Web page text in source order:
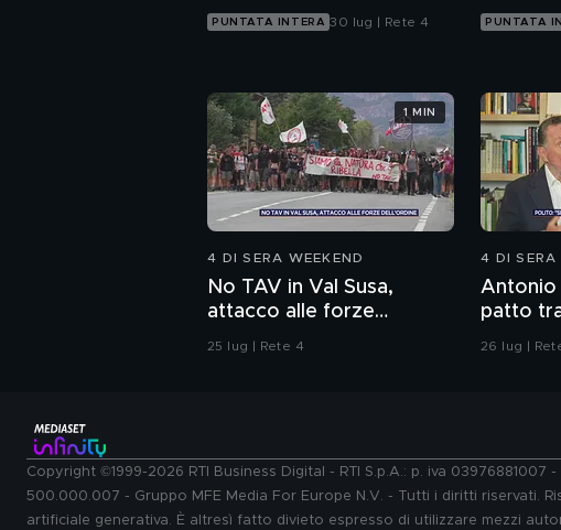
PUNTATA INTERA 30 lug | Rete 4 PUNTATA
4 DI SERA WEEKEND
No TAV in Val Susa,
attacco alle forze
dell'ordine
25 lug | Rete 4
1 MIN
4 DI SERA
Antonio
patto
la
26 lug |
Copyright ©1999-2026 RTI Business Digital - RTI S.p.A.: p. iva
500.000.007 - Gruppo MFE Media For Europe N.V. - Tutti i diritti riservati.
artificiale generativa. È altresì fatto divieto espresso di utilizzare mezzi